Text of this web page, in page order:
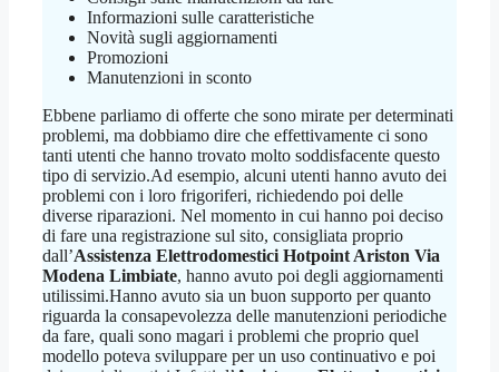
Informazioni sulle caratteristiche
Novità sugli aggiornamenti
Promozioni
Manutenzioni in sconto
Ebbene parliamo di offerte che sono mirate per determinati
problemi, ma dobbiamo dire che effettivamente ci sono
tanti utenti che hanno trovato molto soddisfacente questo
tipo di servizio.Ad esempio, alcuni utenti hanno avuto dei
problemi con i loro frigoriferi, richiedendo poi delle
diverse riparazioni. Nel momento in cui hanno poi deciso
di fare una registrazione sul sito, consigliata proprio
dall’Assistenza Elettrodomestici Hotpoint Ariston Via
Modena Limbiate, hanno avuto poi degli aggiornamenti
utilissimi.Hanno avuto sia un buon supporto per quanto
riguarda la consapevolezza delle manutenzioni periodiche
da fare, quali sono magari i problemi che proprio quel
modello poteva sviluppare per un uso continuativo e poi